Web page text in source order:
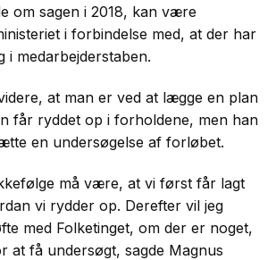
om sagen i 2018, kan være
i forbindelse med, at der har
medarbejderstaben.
at man er ved at lægge en plan
får ryddet op i forholdene, men han
en undersøgelse af forløbet.
må være, at vi først får lagt
vi rydder op. Derefter vil jeg
med Folketinget, om der er noget,
at få undersøgt, sagde Magnus